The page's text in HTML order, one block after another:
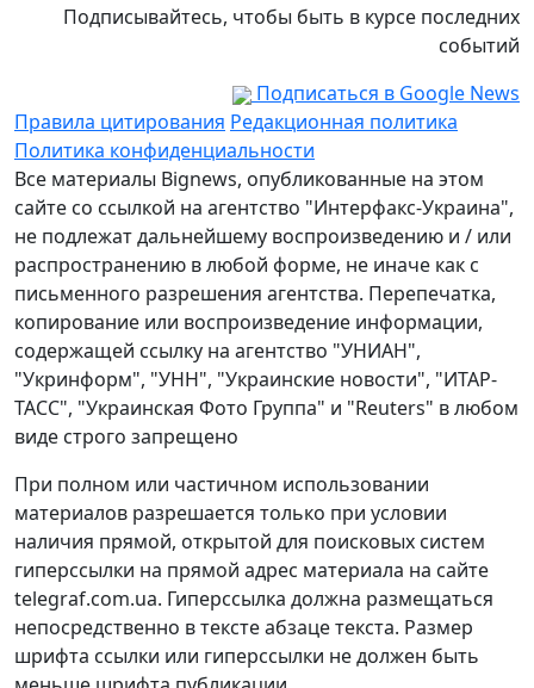
Подписывайтесь, чтобы быть в курсе последних
событий
Подписаться в Google News
Правила цитирования Редакционная политика
Политика конфиденциальности
Все материалы Bignews, опубликованные на этом
сайте со ссылкой на агентство "Интерфакс-Украина",
не подлежат дальнейшему воспроизведению и / или
распространению в любой форме, не иначе как с
письменного разрешения агентства. Перепечатка,
копирование или воспроизведение информации,
содержащей ссылку на агентство "УНИАН",
"Укринформ", "УНН", "Украинские новости", "ИТАР-
ТАСС", "Украинская Фото Группа" и "Reuters" в любом
виде строго запрещено
При полном или частичном использовании
материалов разрешается только при условии
наличия прямой, открытой для поисковых систем
гиперссылки на прямой адрес материала на сайте
telegraf.com.ua. Гиперссылка должна размещаться
непосредственно в тексте абзаце текста. Размер
шрифта ссылки или гиперссылки не должен быть